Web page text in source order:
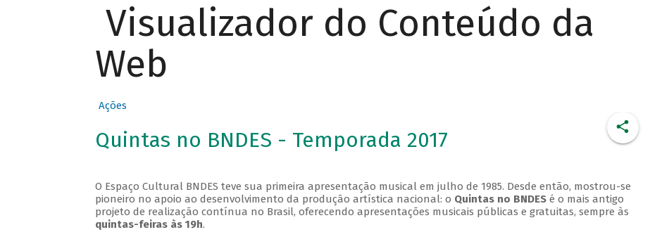
Visualizador do Conteúdo da
Web
Ações
Quintas no BNDES - Temporada 2017
O Espaço Cultural BNDES teve sua primeira apresentação musical em julho de 1985. Desde então, mostrou-se
pioneiro no apoio ao desenvolvimento da produção artística nacional: o Quintas no BNDESé o mais antigo
projeto de realização contínua no Brasil, oferecendo apresentações musicais públicas e gratuitas, sempre às
quintas-feiras às 19h.